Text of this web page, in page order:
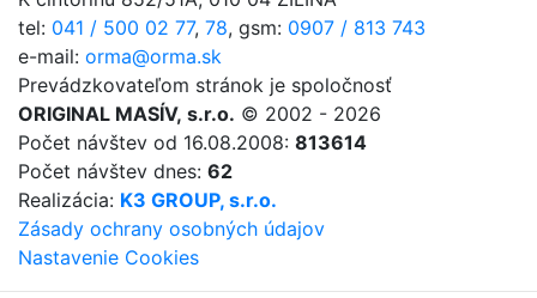
tel: 041 / 500 02 77, 78, gsm: 0907 / 813 743
e-mail: orma@orma.sk
Prevádzkovateľom stránok je spoločnosť
ORIGINAL MASÍV, s.r.o. © 2002 - 2026
Počet návštev od 16.08.2008: 813614
Počet návštev dnes: 62
Realizácia: K3 GROUP, s.r.o.
Zásady ochrany osobných údajov
Nastavenie Cookies